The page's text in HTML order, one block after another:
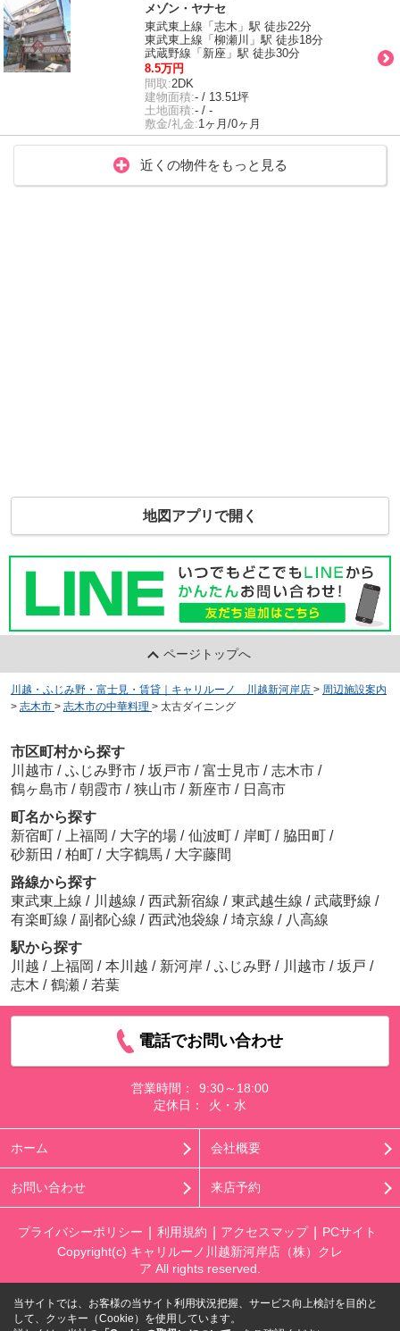
メゾン・ヤナセ
東武東上線「志木」駅 徒歩22分
東武東上線「柳瀬川」駅 徒歩18分
武蔵野線「新座」駅 徒歩30分
8.5万円
間取:2DK
建物面積:- / 13.51坪
土地面積:- / -
敷金/礼金:1ヶ月/0ヶ月
近くの物件をもっと見る
地図アプリで開く
ページトップへ
川越・ふじみ野・富士見・賃貸｜キャリルーノ 川越新河岸店 > 周辺施設案内
> 志木市 > 志木市の中華料理 > 太古ダイニング
市区町村から探す
川越市 / ふじみ野市 / 坂戸市 / 富士見市 / 志木市 /
鶴ヶ島市 / 朝霞市 / 狭山市 / 新座市 / 日高市
町名から探す
新宿町 / 上福岡 / 大字的場 / 仙波町 / 岸町 / 脇田町 /
砂新田 / 柏町 / 大字鶴馬 / 大字藤間
路線から探す
東武東上線 / 川越線 / 西武新宿線 / 東武越生線 / 武蔵野線 /
有楽町線 / 副都心線 / 西武池袋線 / 埼京線 / 八高線
駅から探す
川越 / 上福岡 / 本川越 / 新河岸 / ふじみ野 / 川越市 / 坂戸 /
志木 / 鶴瀬 / 若葉
電話でお問い合わせ
営業時間：
9:30～18:00
定休日：
火・水
ホーム 会社概要
お問い合わせ 来店予約
プライバシーポリシー 利用規約 アクセスマップ
PCサイト
Copyright(c) キャリルーノ川越新河岸店（株）クレ
ア All rights reserved.
当サイトでは、お客様の当サイト利用状況把握、サービス向上検討を目的と
して、クッキー（Cookie）を使用しています。